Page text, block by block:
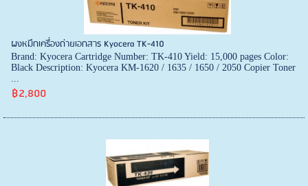
ผงหมึกเครื่องถ่ายเอกสาร Kyocera TK-410
Brand: Kyocera Cartridge Number: TK-410 Yield: 15,000 pages Color:
Black Description: Kyocera KM-1620 / 1635 / 1650 / 2050 Copier Toner
฿2,800